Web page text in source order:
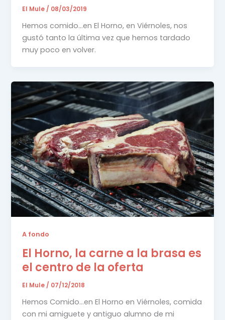
El Mule/ 08/03/2019
Hemos comido…en El Horno, en Viérnoles, nos
gustó tanto la última vez que hemos tardado
muy poco en volver.
A fondo
El Horno, la carne a la brasa es
el centro de la oferta
El Mule / 07/12/2018
Hemos Comido…en El Horno en Viérnoles, comida
con mi amiguete y antiguo alumno de mi